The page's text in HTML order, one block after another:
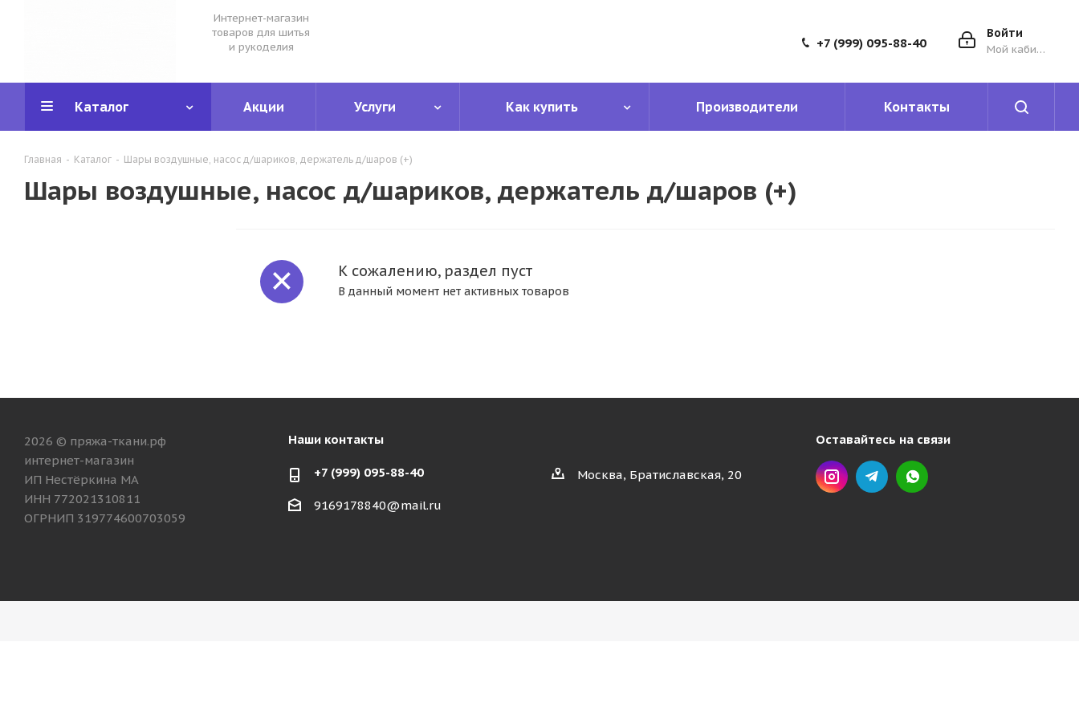
Интернет-магазин
товаров для шитья
и рукоделия
Войти
Мой кабинет
+7 (999) 095-88-40
Каталог Акции Услуги Как купить Производители Контакты
Главная - Каталог - Шары воздушные, насос д/шариков, держатель д/шаров (+)
Шары воздушные, насос д/шариков, держатель д/шаров (+)
К сожалению, раздел пуст
В данный момент нет активных товаров
2026 © пряжа-ткани.рф
интернет-магазин
ИП Нестёркина МА
ИНН 772021310811
ОГРНИП 319774600703059
Наши контакты
+7 (999) 095-88-40
9169178840@mail.ru
Москва, Братиславская, 20
Оставайтесь на связи